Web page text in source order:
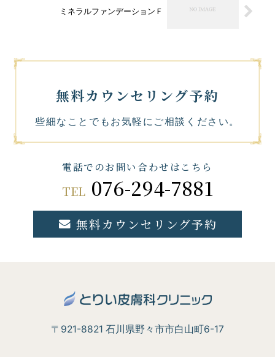
ミネラルファンデーションＦ
無料カウンセリング予約
些細なことでもお気軽にご相談ください。
電話でのお問い合わせはこちら
TEL 076-294-7881
無料カウンセリング予約
〒921-8821 石川県野々市市白山町6-17